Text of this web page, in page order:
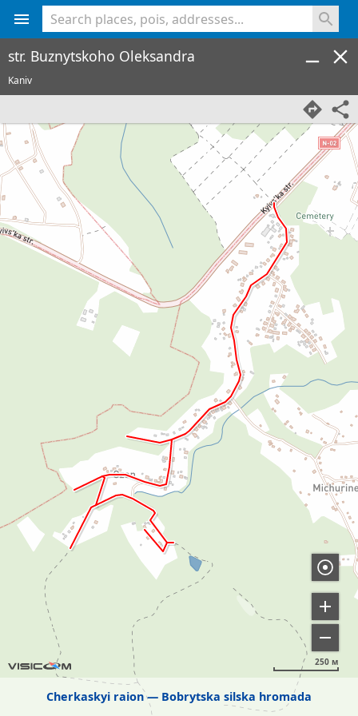
Cherkaskyi raion Bobrytska silska hromada
250 м
str. Buznytskoho Oleksandra
Kaniv
<% console.log(hcard) %>